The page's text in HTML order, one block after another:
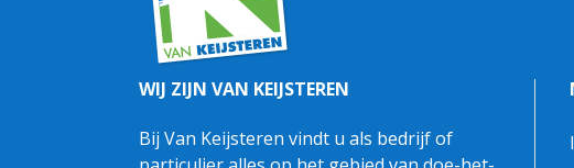
WIJ ZIJN VAN KEIJSTEREN
Bij Van Keijsteren vindt u als bedrijf of